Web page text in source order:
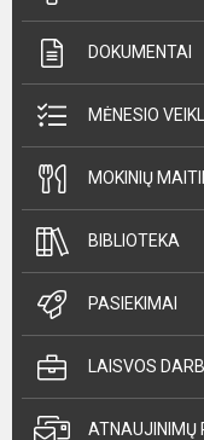
DOKUMENTAI
MĖNESIO
MOKINIŲ
BIBLIOTEKA
PASIEKIMAI
LAISVOS
ATNAUJINIMŲ